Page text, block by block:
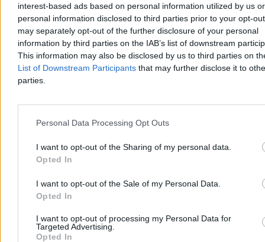
interest-based ads based on personal information utilized by us or
personal information disclosed to third parties prior to your opt-
may separately opt-out of the further disclosure of your personal
information by third parties on the IAB’s list of downstream
This information may also be disclosed by us to third parties on
List of Downstream Participants that may further disclose it to
parties.
Personal Data Processing Opt Outs
I want to opt-out of the Sharing of my personal data.
Opted In
I want to opt-out of the Sale of my Personal Data.
Opted In
I want to opt-out of processing my Personal Data for
Targeted Advertising.
Opted In
Napaść z ostrym przedmiotem w Kamiennej
Górze. 16-latek zatrzymany
W piątkowy wieczór przy ul. Księcia Bolka I w Kamiennej Górze
doszło do napaści z użyciem ostrego przedmiotu na 15-latka.
Nastolatek w stanie zagrażającym życiu trafił śmigłowcem LPR do
szpitala we Wrocławiu. Podejrzanym o napaść jest zatrzymany 16-
Aleksandra Cieślik
Dzisiaj 15:22
Reklama